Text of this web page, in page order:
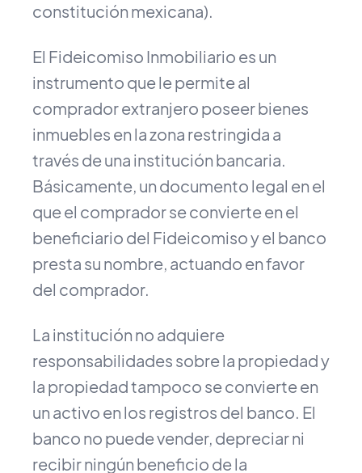
constitución mexicana).
El Fideicomiso Inmobiliario es un
instrumento que le permite al
comprador extranjero poseer bienes
inmuebles en la zona restringida a
través de una institución bancaria.
Básicamente, un documento legal en el
que el comprador se convierte en el
beneficiario del Fideicomiso y el banco
presta su nombre, actuando en favor
del comprador.
La institución no adquiere
responsabilidades sobre la propiedad y
la propiedad tampoco se convierte en
un activo en los registros del banco. El
banco no puede vender, depreciar ni
recibir ningún beneficio de la